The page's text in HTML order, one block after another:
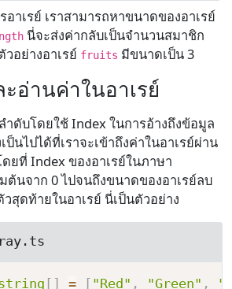
าเรย์ เราสามารถหาขนาดของอาเรย์
นี่จะส่งค่ากลับเป็นจำนวนสมาชิก
อย่างอาเรย์ fruits มีขนาดเป็น 3
อ่านค่าในอาเรย์
ำดับโดยใช้ Index ในการอ้างถึงข้อมูล
นไปได้ที่เราจะเข้าถึงค่าในอาเรย์ผ่าน
ยที่ Index ของอาเรย์ในภาษา
ต้นจาก 0 ไปจนถึงขนาดของอาเรย์ลบ
สุดท้ายในอาเรย์ นี่เป็นตัวอย่าง
= "Red" , "Green" ,